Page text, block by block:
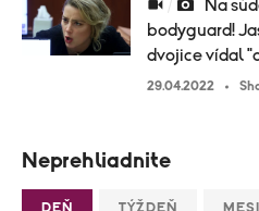
bodyguard!
dvojice vídal
29.04.2022
Neprehliadnite